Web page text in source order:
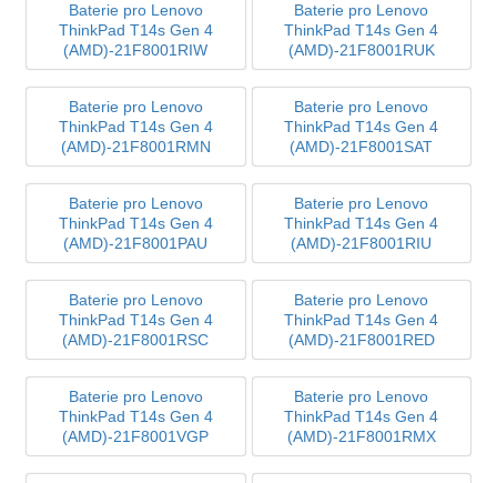
Baterie pro Lenovo
ThinkPad T14s Gen 4
(AMD)-21F8001RIW
Baterie pro Lenovo
ThinkPad T14s Gen 4
(AMD)-21F8001RUK
Baterie pro Lenovo
ThinkPad T14s Gen 4
(AMD)-21F8001RMN
Baterie pro Lenovo
ThinkPad T14s Gen 4
(AMD)-21F8001SAT
Baterie pro Lenovo
ThinkPad T14s Gen 4
(AMD)-21F8001PAU
Baterie pro Lenovo
ThinkPad T14s Gen 4
(AMD)-21F8001RIU
Baterie pro Lenovo
ThinkPad T14s Gen 4
(AMD)-21F8001RSC
Baterie pro Lenovo
ThinkPad T14s Gen 4
(AMD)-21F8001RED
Baterie pro Lenovo
ThinkPad T14s Gen 4
(AMD)-21F8001VGP
Baterie pro Lenovo
ThinkPad T14s Gen 4
(AMD)-21F8001RMX